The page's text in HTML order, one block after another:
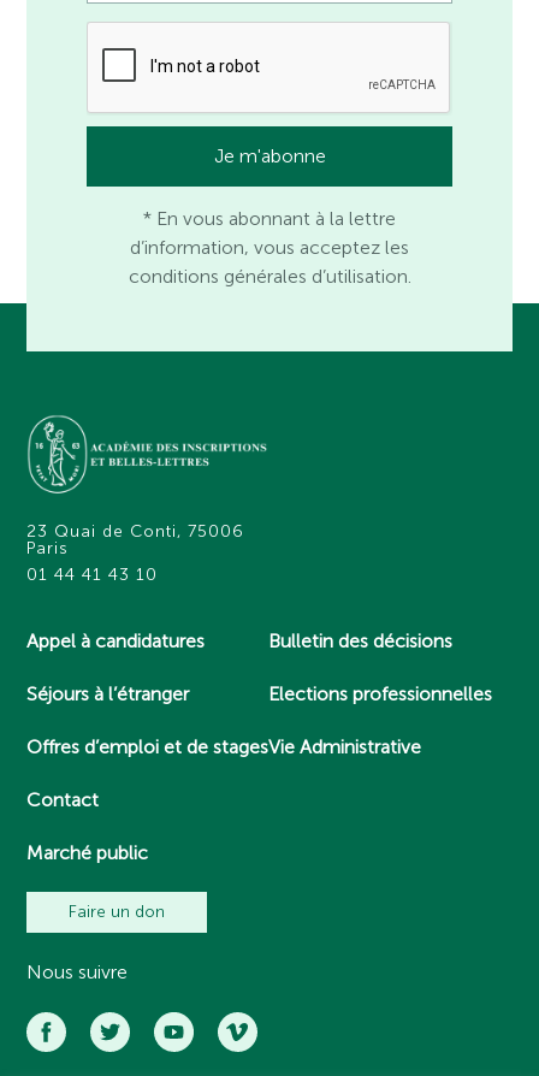
* En vous abonnant à la lettre
d’information, vous acceptez les
conditions générales d’utilisation.
23 Quai de Conti, 75006
Paris
01 44 41 43 10
Appel à candidatures
Séjours à l’étranger
Offres d’emploi et de stages
Contact
Marché public
Bulletin des décisions
Elections professionnelles
Vie Administrative
Faire un don
Nous suivre